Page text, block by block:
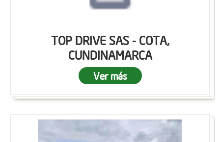
TOP DRIVE SAS - COTA,
CUNDINAMARCA
Ver más